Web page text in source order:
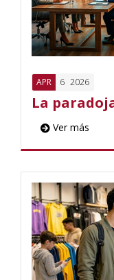
APR 6 2026
La
Ver más